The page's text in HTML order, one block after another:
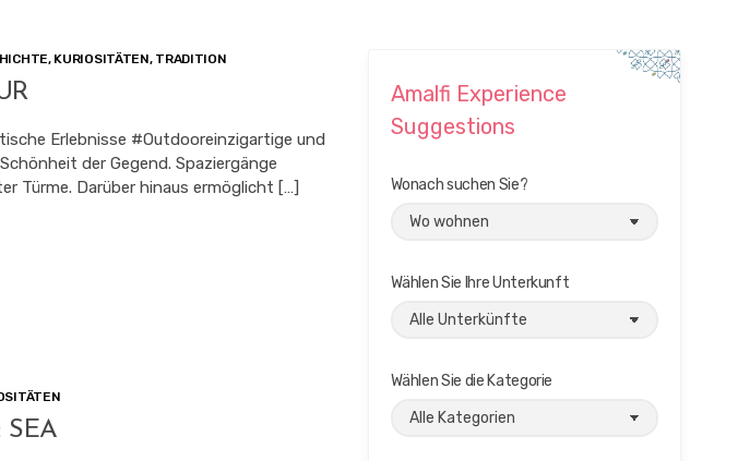
, KURIOSITÄTEN, TRADITION
Erlebnisse #Outdooreinzigartige und
der Gegend. Spaziergänge
Türme. Darüber hinaus ermöglicht […]
SEA
Amalfi Experience
Suggestions
Wonach suchen Sie?
Wählen Sie Ihre Unterkunft
Wählen Sie die Kategorie